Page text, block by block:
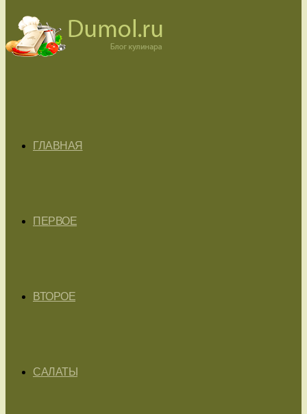
ГЛАВНАЯ
ПЕРВОЕ
ВТОРОЕ
САЛАТЫ